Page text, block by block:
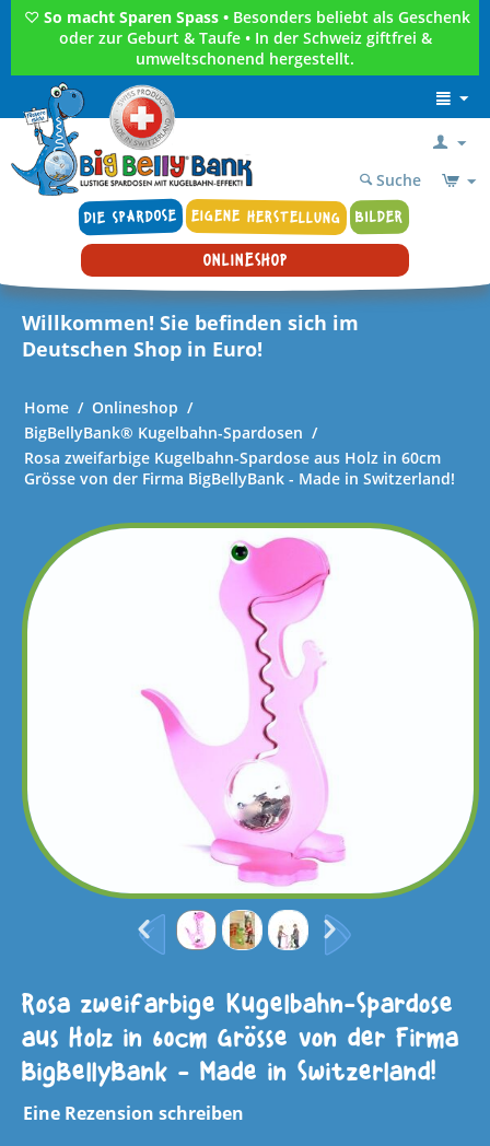
♡ So macht Sparen Spass • Besonders beliebt als Geschenk
oder zur Geburt & Taufe • In der Schweiz giftfrei &
umweltschonend hergestellt.
DIE SPARDOSE EIGENE HERSTELLUNG BILDER
Suche
ONLINESHOP
Willkommen! Sie befinden sich im
Deutschen Shop in Euro!
Home / Onlineshop /
BigBellyBank® Kugelbahn-Spardosen /
Rosa zweifarbige Kugelbahn-Spardose aus Holz in 60cm
Grösse von der Firma BigBellyBank - Made in Switzerland!
Rosa zweifarbige Kugelbahn-Spardose
aus Holz in 60cm Grösse von der Firma
BigBellyBank - Made in Switzerland!
Eine Rezension schreiben